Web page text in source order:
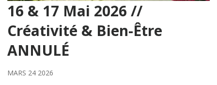
16 & 17 Mai 2026 //
Créativité & Bien-Être
ANNULÉ
MARS 24 2026